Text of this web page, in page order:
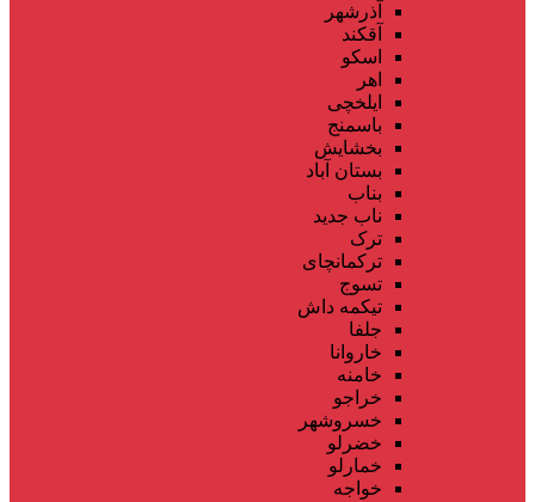
آذرشهر
آقکند
اسکو
اهر
ایلخچی
باسمنج
بخشایش
بستان آباد
بناب
ناب جدید
ترک
ترکمانچای
تسوج
تیکمه داش
جلفا
خاروانا
خامنه
خراجو
خسروشهر
خضرلو
خمارلو
خواجه